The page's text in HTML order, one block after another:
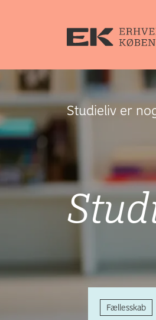
Studieliv er
Fællesskab